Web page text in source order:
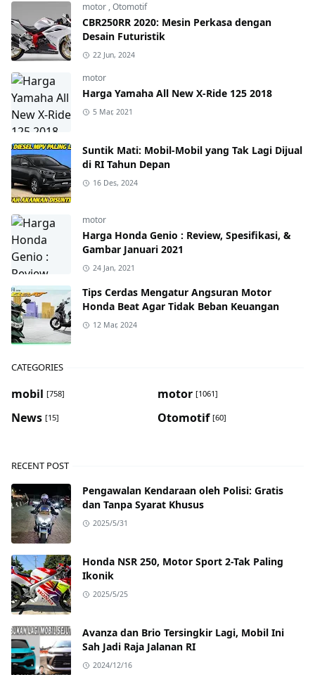
motor ,Otomotif
CBR250RR 2020: Mesin Perkasa dengan
Desain Futuristik
22 Jun, 2024
motor
Harga Yamaha All New X-Ride 125 2018
5 Mar, 2021
Suntik Mati: Mobil-Mobil yang Tak Lagi Dijual
di RI Tahun Depan
16 Des, 2024
motor
Harga Honda Genio : Review, Spesifikasi, &
Gambar Januari 2021
24 Jan, 2021
Tips Cerdas Mengatur Angsuran Motor
Honda Beat Agar Tidak Beban Keuangan
12 Mar, 2024
CATEGORIES
mobil [758] motor [1061]
News [15] Otomotif [60]
RECENT POST
Pengawalan Kendaraan oleh Polisi: Gratis
dan Tanpa Syarat Khusus
2025/5/31
Honda NSR 250, Motor Sport 2-Tak Paling
Ikonik
2025/5/25
Avanza dan Brio Tersingkir Lagi, Mobil Ini
Sah Jadi Raja Jalanan RI
2024/12/16